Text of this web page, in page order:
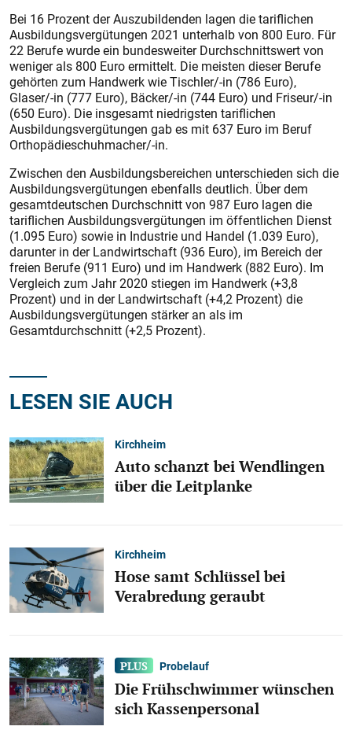
Bei 16 Prozent der Auszubildenden lagen die tariflichen
Ausbildungsvergütungen 2021 unterhalb von 800 Euro. Für
22 Berufe wurde ein bundesweiter Durchschnittswert von
weniger als 800 Euro ermittelt. Die meisten dieser Berufe
gehörten zum Handwerk wie Tischler/-in (786 Euro),
Glaser/-in (777 Euro), Bäcker/-in (744 Euro) und Friseur/-in
(650 Euro). Die insgesamt niedrigsten tariflichen
Ausbildungsvergütungen gab es mit 637 Euro im Beruf
Orthopädieschuhmacher/-in.
Zwischen den Ausbildungsbereichen unterschieden sich die
Ausbildungsvergütungen ebenfalls deutlich. Über dem
gesamtdeutschen Durchschnitt von 987 Euro lagen die
tariflichen Ausbildungsvergütungen im öffentlichen Dienst
(1.095 Euro) sowie in Industrie und Handel (1.039 Euro),
darunter in der Landwirtschaft (936 Euro), im Bereich der
freien Berufe (911 Euro) und im Handwerk (882 Euro). Im
Vergleich zum Jahr 2020 stiegen im Handwerk (+3,8
Prozent) und in der Landwirtschaft (+4,2 Prozent) die
Ausbildungsvergütungen stärker an als im
Gesamtdurchschnitt (+2,5 Prozent).
LESEN SIE AUCH
Kirchheim
Auto schanzt bei Wendlingen
über die Leitplanke
Kirchheim
Hose samt Schlüssel bei
Verabredung geraubt
Probelauf
Die Frühschwimmer wünschen
sich Kassenpersonal